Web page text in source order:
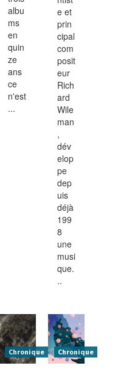
albu
ms
en
quin
ze
ans
ce
n'est
...
e et
prin
cipal
com
posit
eur
Rich
ard
Wile
man
,
dév
elop
pe
dep
uis
déjà
199
8
une
musi
que.
..
Chronique Chronique